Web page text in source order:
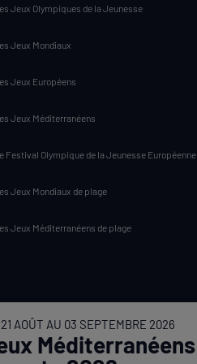
Jeux Olympiques de la Jeunesse
Jeux Mondiaux
Jeux Européens
Jeux Méditerranéens
Festival Olympique de la Jeunesse Européenne
Jeux Mondiaux de plage
Jeux Méditerranéens de plage
AOÛT AU 03 SEPTEMBRE 2026
Méditerranéens